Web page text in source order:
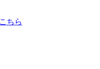
ちら